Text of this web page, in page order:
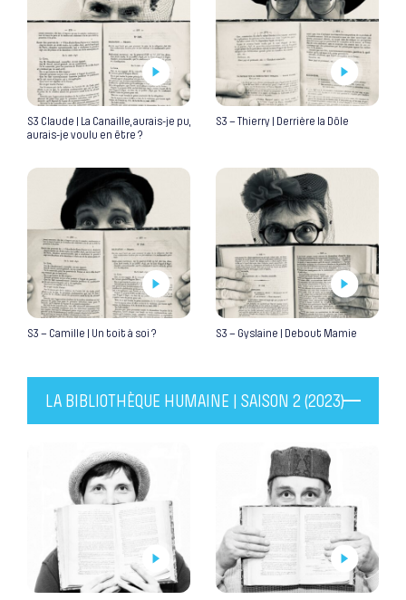
S3 Claude | La Canaille, aurais-je pu,
aurais-je voulu en être ?
S3 – Thierry | Derrière la Dôle
S3 – Camille | Un toit à soi ? S3 – Gyslaine | Debout Mamie
LA BIBLIOTHÈQUE HUMAINE | SAISON 2 (2023)